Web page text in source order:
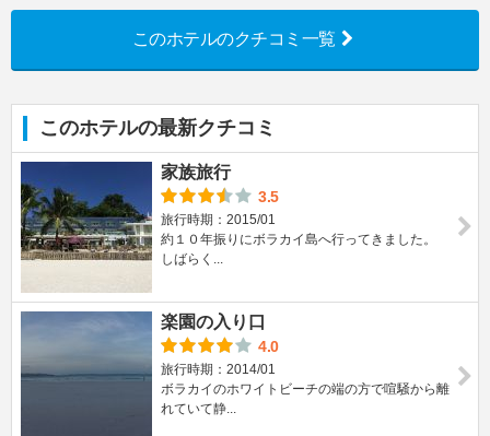
このホテルのクチコミ一覧
このホテルの最新クチコミ
家族旅行
3.5
旅行時期：2015/01
約１０年振りにボラカイ島へ行ってきました。
しばらく...
楽園の入り口
4.0
旅行時期：2014/01
ボラカイのホワイトビーチの端の方で喧騒から離
れていて静...